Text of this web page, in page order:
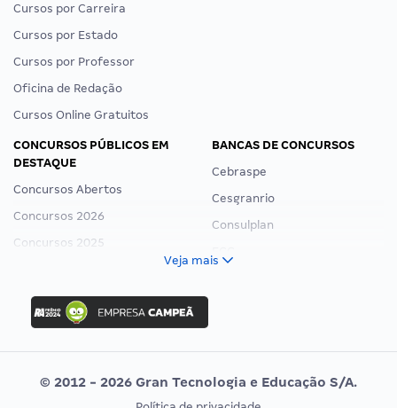
Cursos por Carreira
Cursos por Estado
Cursos por Professor
Oficina de Redação
Cursos Online Gratuitos
CONCURSOS PÚBLICOS EM
DESTAQUE
Concursos Abertos
Concursos 2026
Concursos 2025
Concurso Ibama
Concurso MPU
Editais publicados
BANCAS DE CONCURSOS
Cebraspe
Cesgranrio
Consulplan
Vunesp
Veja mais
© 2012 - 2026 Gran Tecnologia e Educação S/A.